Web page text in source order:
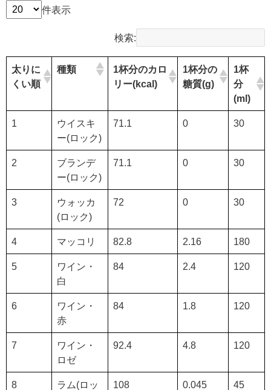
件表示
検索:
太りに
くい順
種類
1杯分のカロ
リー(kcal)
1杯分の
糖質(g)
1杯
分
(ml)
1
ウイスキ
ー(ロック)
71.1 0 30
2
ブランデ
ー(ロック)
71.1 0 30
3
ウォッカ
(ロック)
72 0 30
4 マッコリ 82.8 2.16 180
5
ワイン・
白
84 2.4 120
6
ワイン・
赤
84 1.8 120
7
ワイン・
ロゼ
92.4 4.8 120
8
ラム(ロッ
108 0.045 45